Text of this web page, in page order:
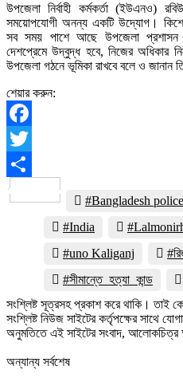
উপজেলা নির্বাহী কর্মকর্তা (ইউএনও)
সময়োপযোগী অনন্য একটি উদ্যোগ।
সব সময় পাশে আছে উপজেলা প্রশাসন।
দেশপ্রেমে উদ্বুদ্ধ হবে, নিজের অধিকার
উপজেলা গঠনে ভূমিকা রাখবে বলে ও জানান
শেয়ার করুন:
Facebook
Twitter
#Bangladesh police
#India
#uno Kaliganj
#সীমান্তে_হত্যা_কান্ড
সংশ্লিষ্ট সূত্রসহ প্রকাশ করে থাকি। তাই
সংশ্লিষ্ট নিউজ সাইটের কর্তৃপক্ষের সাথে
অনুমতিতে এই সাইটের সংবাদ, আলোকচিত্র
অন্যান্য সর্বশেষ